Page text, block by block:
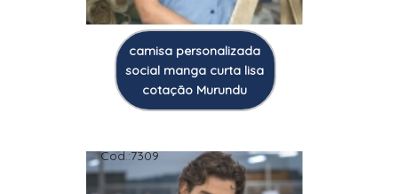
camisa personalizada
social manga curta lisa
cotação Murundu
Cod.:7309